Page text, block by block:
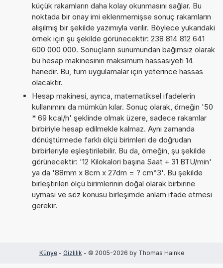
küçük rakamların daha kolay okunmasını sağlar. Bu
noktada bir onay imi eklenmemişse sonuç rakamların
alışılmış bir şekilde yazımıyla verilir. Böylece yukarıdaki
örnek için şu şekilde görünecektir: 238 814 812 641
600 000 000. Sonuçların sunumundan bağımsız olarak
bu hesap makinesinin maksimum hassasiyeti 14
hanedir. Bu, tüm uygulamalar için yeterince hassas
olacaktır.
Hesap makinesi, ayrıca, matematiksel ifadelerin
kullanımını da mümkün kılar. Sonuç olarak, örneğin '50
* 69 kcal/h' şeklinde olmak üzere, sadece rakamlar
birbiriyle hesap edilmekle kalmaz. Aynı zamanda
dönüştürmede farklı ölçü birimleri de doğrudan
birbirleriyle eşleştirilebilir. Bu da, örneğin, şu şekilde
görünecektir: '12 Kilokalori başına Saat + 31 BTU/min'
ya da '88mm x 8cm x 27dm = ? cm^3'. Bu şekilde
birleştirilen ölçü birimlerinin doğal olarak birbirine
uyması ve söz konusu birleşimde anlam ifade etmesi
gerekir.
Künye- Gizlilik - © 2005-2026 by Thomas Hainke